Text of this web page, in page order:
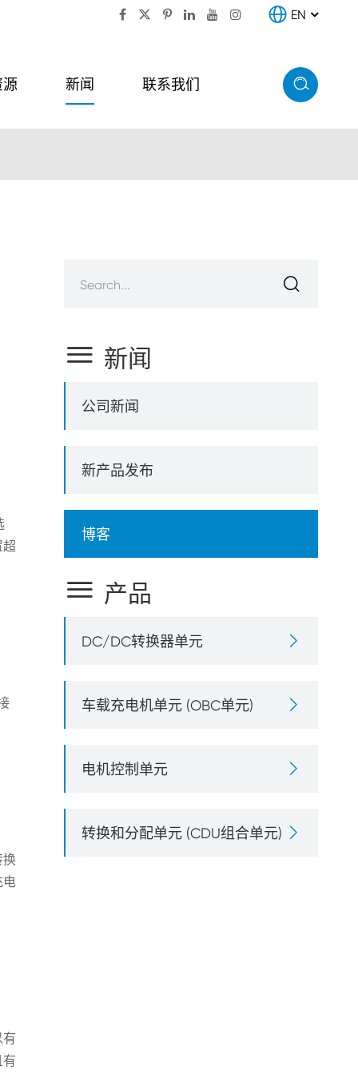
  EN
转换和分配单元 (CDU组合
源 新闻 联系我们 
换
电

 新闻
公司新闻
新产品发布
博客
 产品
DC/DC转换器单元 
车载充电机单元 (OBC单元) 
电机控制单元 
转换和分配单元 (CDU组合单元) 